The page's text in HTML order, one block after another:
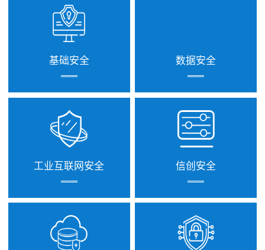
基础安全 数据安全
工业互联网安全 信创安全